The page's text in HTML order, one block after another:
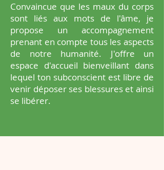
Convaincue que les maux du corps
sont liés aux mots de l'âme, je
propose un accompagnement
prenant en compte tous les aspects
de notre humanité. J'offre un
espace d'accueil bienveillant dans
lequel ton subconscient est libre de
venir déposer ses blessures et ainsi
se libérer.